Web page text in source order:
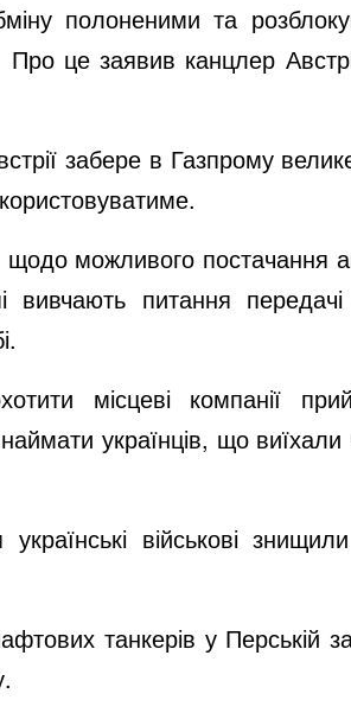
полоненими та
це заявив канцлер
забере в Газпрому
можливого постачання
питання
місцеві компанії
наймати українців, що
військові
танкерів у Перській